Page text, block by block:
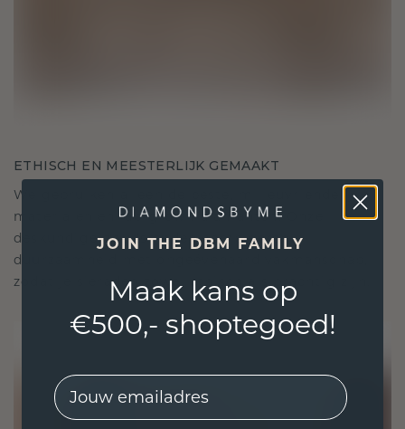
ETHISCH EN MEESTERLIJK GEMAAKT
We gebruiken alleen de beste, milieuvriendelijke
materialen en lab-grown diamanten. Onze
deskundige goudsmeden combineren
duurzaamheid met ongeëvenaard vakmanschap,
zodat je sieraden zowel ethisch als prachtig zijn.
JOIN THE DBM FAMILY
Maak kans op
€500,- shoptegoed!
EMail